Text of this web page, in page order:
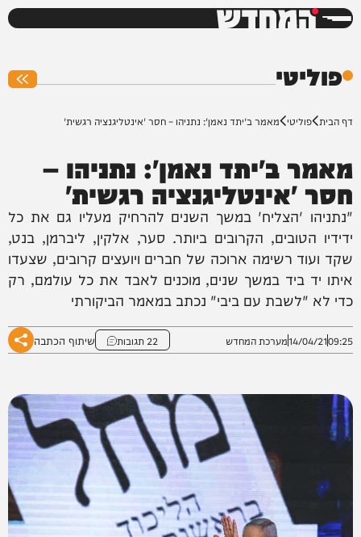
המחדש
פוליטי
דף הבית פוליטי מאמר ב'יתד נאמן': נתניהו – חסר 'אינטליגנציה רגשית'
מאמר ב'יתד נאמן': נתניהו –
חסר 'אינטליגנציה רגשית'
"נתניהו 'הצליח' במשך השנים להרחיק מעליו גם את כל
ידידיו הטובים, הקרובים ביותר. סער, אלקין, ליברמן, בנט,
שקד ועוד רשימה ארוכה של חברים ויועצים קרובים, שצעדו
איתו יד ביד במשך שנים, מוכנים לאבד את כל עולמם, רק
כדי לא "לשבת עם ביבי" נכתב במאמר הביקורתי
09:25
14/04/21מערכת המחדש 22 תגובות שיתוף הכתבה